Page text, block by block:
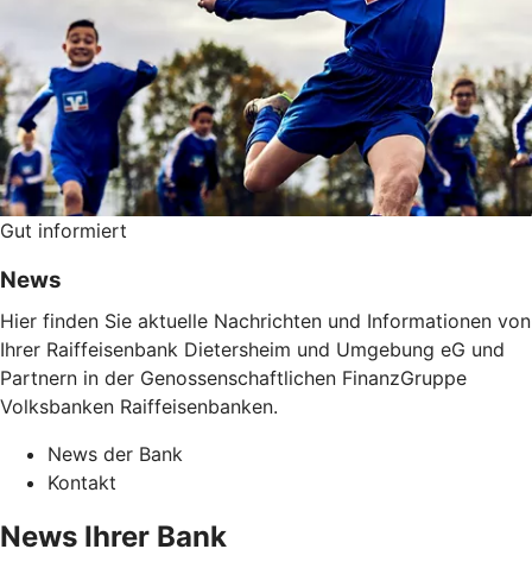
Gut informiert
News
Hier finden Sie aktuelle Nachrichten und Informationen von
Ihrer Raiffeisenbank Dietersheim und Umgebung eG und
Partnern in der Genossenschaftlichen FinanzGruppe
Volksbanken Raiffeisenbanken.
News der Bank
Kontakt
News Ihrer Bank